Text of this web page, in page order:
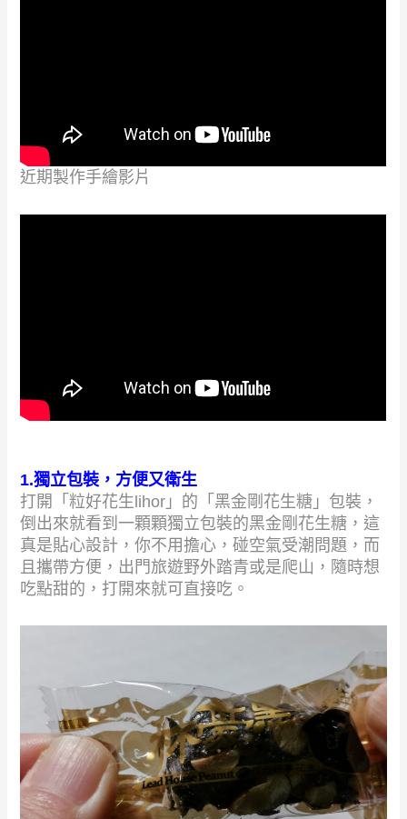
近期製作手繪影片
1.獨立包裝，方便又衛生
打開「粒好花生lihor」的「黑金剛花生糖」包裝，
倒出來就看到一顆顆獨立包裝的黑金剛花生糖，這
真是貼心設計，你不用擔心，碰空氣受潮問題，而
且攜帶方便，出門旅遊野外踏青或是爬山，隨時想
吃點甜的，打開來就可直接吃。